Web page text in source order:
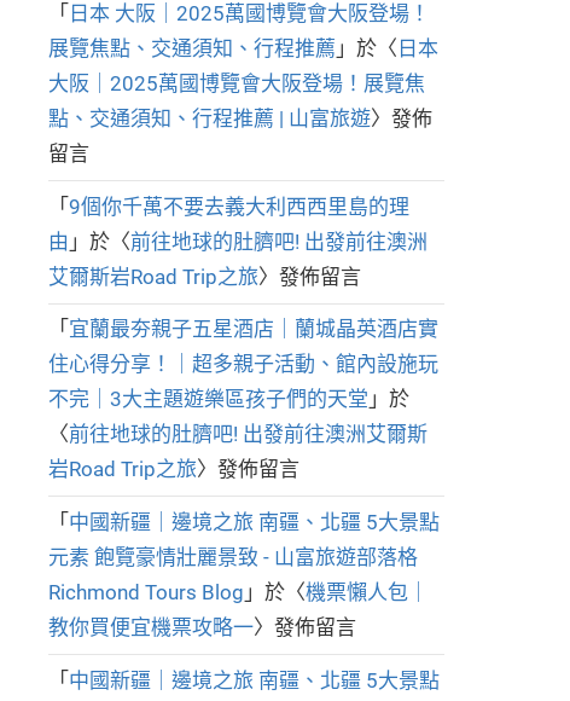
「 日本 大阪｜2025萬國博覽會大阪登場！
展覽焦點、交通須知、行程推薦 」於〈 日本
大阪｜2025萬國博覽會大阪登場！展覽焦
點、交通須知、行程推薦 | 山富旅遊〉發佈
留言
「9個你千萬不要去義大利西西里島的理
由 」於〈前往地球的肚臍吧! 出發前往澳洲
艾爾斯岩Road Trip之旅〉發佈留言
「 宜蘭最夯親子五星酒店｜蘭城晶英酒店實
住心得分享！｜超多親子活動、館內設施玩
不完｜3大主題遊樂區孩子們的天堂 」於
〈前往地球的肚臍吧! 出發前往澳洲艾爾斯
岩Road Trip之旅〉發佈留言
「 中國新疆｜邊境之旅 南疆、北疆 5大景點
元素 飽覽豪情壯麗景致 - 山富旅遊部落格
Richmond Tours Blog 」於〈機票懶人包｜
教你買便宜機票攻略一〉發佈留言
「中國新疆｜邊境之旅 南疆、北疆 5大景點